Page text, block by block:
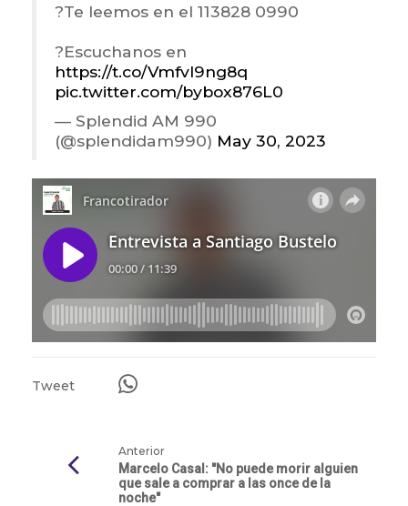
?Te leemos en el 113828 0990
?Escuchanos en
https://t.co/Vmfvl9ng8q
pic.twitter.com/bybox876L0
— Splendid AM 990
(@splendidam990) May 30, 2023
Tweet
Anterior
Marcelo Casal: "No puede morir alguien
que sale a comprar a las once de la
noche"